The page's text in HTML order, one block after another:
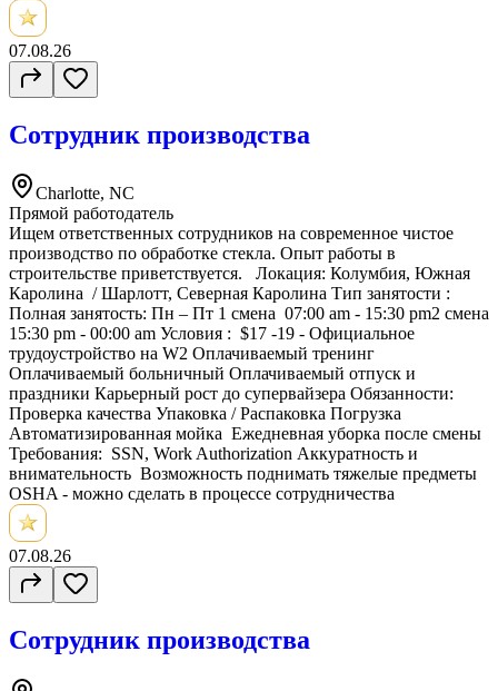
07.08.26
Сотрудник производства
Charlotte, NC
Прямой работодатель
Ищем ответственных сотрудников на современное чистое
производство по обработке стекла. Опыт работы в
строительстве приветствуется. Локация: Колумбия, Южная
Каролина / Шарлотт, Северная Каролина Тип занятости :
Полная занятость: Пн – Пт 1 смена 07:00 am - 15:30 pm2 смена
15:30 pm - 00:00 am Условия : $17 -19 - Официальное
трудоустройство на W2 Оплачиваемый тренинг
Оплачиваемый больничный Оплачиваемый отпуск и
праздники Карьерный рост до супервайзера Обязанности:
⁠Проверка качества ⁠Упаковка / Распаковка ⁠Погрузка
⁠Автоматизированная мойка ⁠Ежедневная уборка после смены
Требования: ⁠SSN, Work Authorization ⁠⁠Аккуратность и
внимательность Возможность поднимать тяжелые предметы
OSHA - можно сделать в процессе сотрудничества
07.08.26
Сотрудник производства